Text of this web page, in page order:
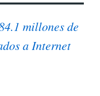
millones de
a Internet